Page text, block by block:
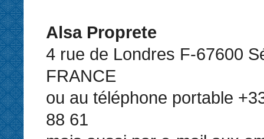
Alsa Proprete
4 rue de Londres F-67600
FRANCE
ou au téléphone portable
88 61